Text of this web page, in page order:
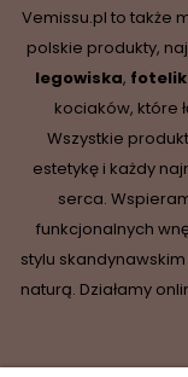
Vemissu.pl to także
polskie produkty,
legowiska,
kociaków, które
Wszystkie
estetykę i każdy
serca.
funkcjonalnych
stylu
naturą. Działamy